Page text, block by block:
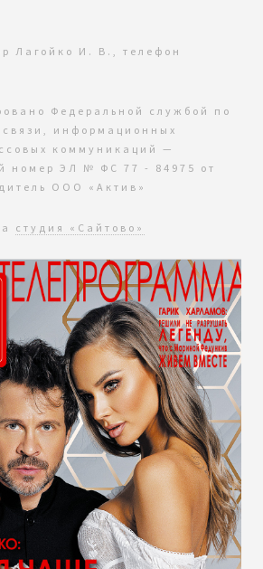
Лагойко И. В., телефон
Федеральной службой по
информационных
коммуникаций —
номер ЭЛ № ФС 77 - 84975 от
ООО «Актив»
студия «Сайтово»